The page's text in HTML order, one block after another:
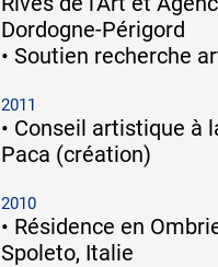
Dordogne-Périgord
• Soutien recherche
2011
• Conseil artistique à
Paca (création)
2010
• Résidence en
Spoleto, Italie